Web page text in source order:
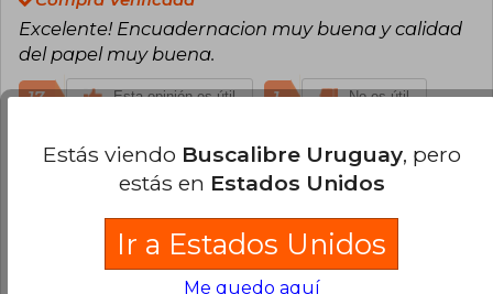
Excelente! Encuadernacion muy buena y calidad
del papel muy buena.
17 Esta opinión es útil 1 No es útil
Matias Pissi
Lunes 30 de Octubre, 2023
Compra Verificada
estimado al momento de la compra y en perfecto
Estás viendo Buscalibre Uruguay, pero
estás en Estados Unidos
Ir a Estados Unidos
Me quedo aquí